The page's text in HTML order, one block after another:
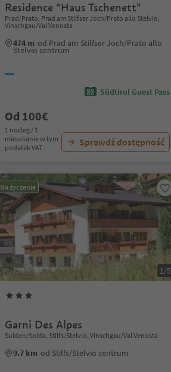
Residence "Haus Tschenett"
Prad/Prato, Prad am Stilfser Joch/Prato allo Stelvio,
Vinschgau/Val Venosta
474 m od Prad am Stilfser Joch/Prato allo
Stelvio centrum
Südtirol Guest Pass
Od 100€
1 nocleg / 1
mieszkanie w tym
podatek VAT
Sprawdź dostępność
Na życzenie
1/5
Garni Des Alpes
Sulden/Solda, Stilfs/Stelvio, Vinschgau/Val Venosta
9.7 km od Stilfs/Stelvio centrum